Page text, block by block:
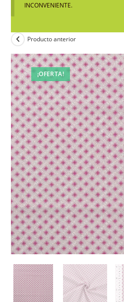
INCONVENIENTE.
¡OFERTA!
Producto anterior